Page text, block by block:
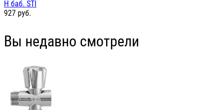
Н баб. STI
927 руб.
Вы недавно смотрели